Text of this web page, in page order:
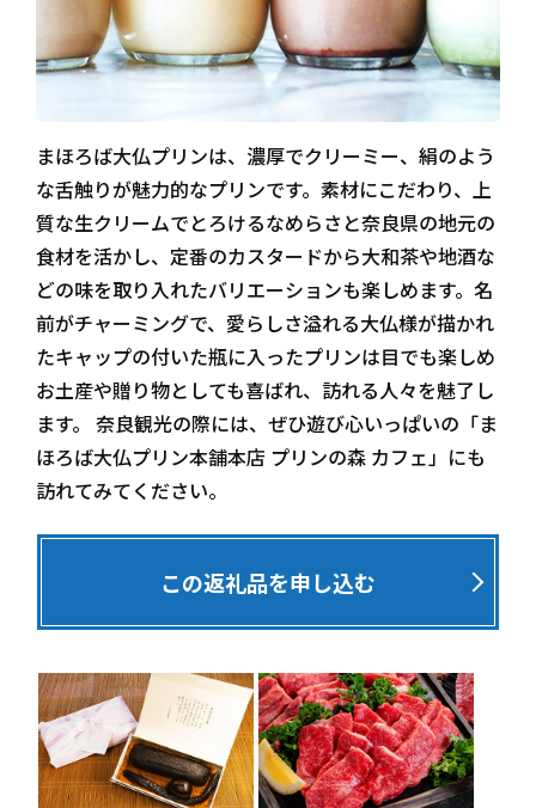
まほろば大仏プリンは、濃厚でクリーミー、絹のよう
な舌触りが魅力的なプリンです。素材にこだわり、上
質な生クリームでとろけるなめらさと奈良県の地元の
食材を活かし、定番のカスタードから大和茶や地酒な
どの味を取り入れたバリエーションも楽しめます。名
前がチャーミングで、愛らしさ溢れる大仏様が描かれ
たキャップの付いた瓶に入ったプリンは目でも楽しめ
お土産や贈り物としても喜ばれ、訪れる人々を魅了し
ます。 奈良観光の際には、ぜひ遊び心いっぱいの「ま
ほろば大仏プリン本舗本店 プリンの森 カフェ」にも
訪れてみてください。
この返礼品を申し込む